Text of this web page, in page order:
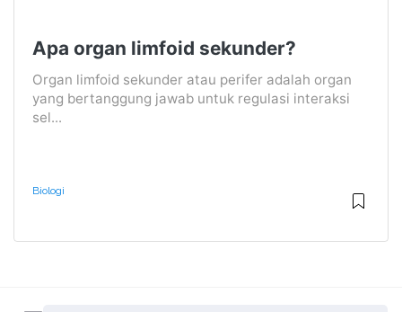
Apa organ limfoid sekunder?
Organ limfoid sekunder atau perifer adalah organ
yang bertanggung jawab untuk regulasi interaksi
sel...
Biologi